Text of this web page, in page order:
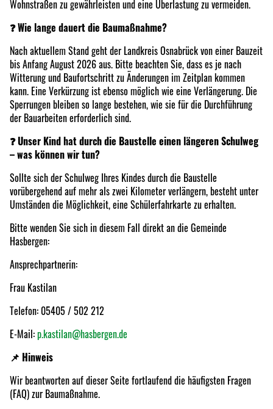
Wohnstraßen zu gewährleisten und eine Überlastung zu vermeiden.
❓Wie lange dauert die Baumaßnahme?
Nach aktuellem Stand geht der Landkreis Osnabrück von einer Bauzeit
bis Anfang August 2026 aus. Bitte beachten Sie, dass es je nach
Witterung und Baufortschritt zu Änderungen im Zeitplan kommen
kann. Eine Verkürzung ist ebenso möglich wie eine Verlängerung. Die
Sperrungen bleiben so lange bestehen, wie sie für die Durchführung
der Bauarbeiten erforderlich sind.
❓Unser Kind hat durch die Baustelle einen längeren Schulweg
– was können wir tun?
Sollte sich der Schulweg Ihres Kindes durch die Baustelle
vorübergehend auf mehr als zwei Kilometer verlängern, besteht unter
Umständen die Möglichkeit, eine Schülerfahrkarte zu erhalten.
Bitte wenden Sie sich in diesem Fall direkt an die Gemeinde
Hasbergen:
Ansprechpartnerin:
Frau Kastilan
Telefon: 05405 / 502 212
E-Mail:p.kastilan@hasbergen.de
📌 Hinweis
Wir beantworten auf dieser Seite fortlaufend die häufigsten Fragen
(FAQ) zur Baumaßnahme.